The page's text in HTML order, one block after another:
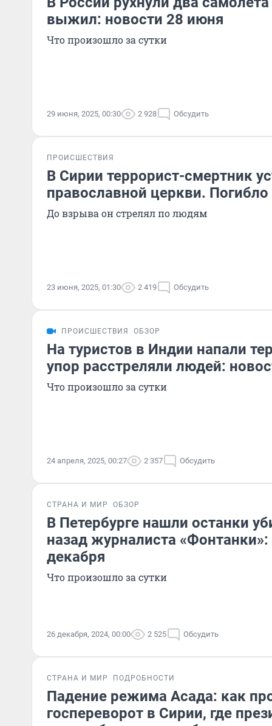
выжил: новости 28 июня
Что произошло за сутки
29 июня, 2025, 00:30 2 928 Обсудить
ПРОИСШЕСТВИЯ
В Сирии террорист-смертник
православной церкви.
До взрыва он стрелял по людям
23 июня, 2025, 01:30 2 419 Обсудить
ПРОИСШЕСТВИЯ ОБЗОР
На туристов в Индии напали
упор расстреляли людей:
Что произошло за сутки
24 апреля, 2025, 00:27 2 357 Обсудить
СТРАНА И МИР ОБЗОР
В Петербурге нашли останки
назад журналиста
декабря
Что произошло за сутки
26 декабря, 2024, 00:00 2 525 Обсудить
СТРАНА И МИР ПОДРОБНОСТИ
Падение режима Асада: как
госпереворот в Сирии, где